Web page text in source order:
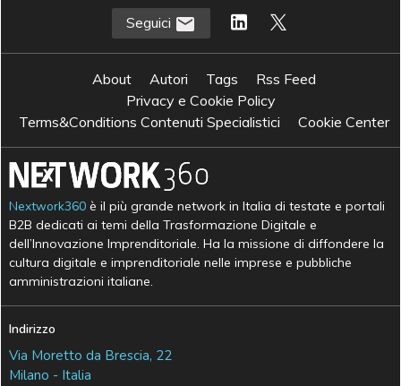
Seguici
About Autori Tags
Rss Feed
Privacy e Cookie Policy
Terms&Conditions Contenuti Specialistici
Cookie Center
Nextwork360 è il più grande network in Italia di testate e portali
B2B dedicati ai temi della Trasformazione Digitale e
dell’Innovazione Imprenditoriale. Ha la missione di diffondere la
cultura digitale e imprenditoriale nelle imprese e pubbliche
amministrazioni italiane.
Indirizzo
Via Moretto da Brescia, 22
Milano - Italia